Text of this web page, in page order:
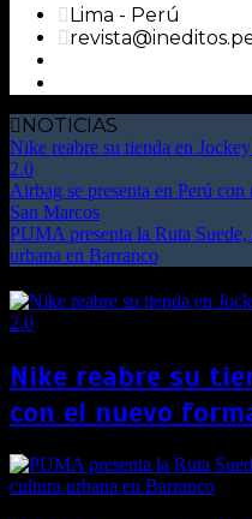
Lima - Perú
NOTICIAS
Nike reabre su tienda en
2.0
Airbag se presenta en Perú
San Marcos
PUMA presenta la Ruta
urbana en Barranco
Nike reabre su
con el nuevo